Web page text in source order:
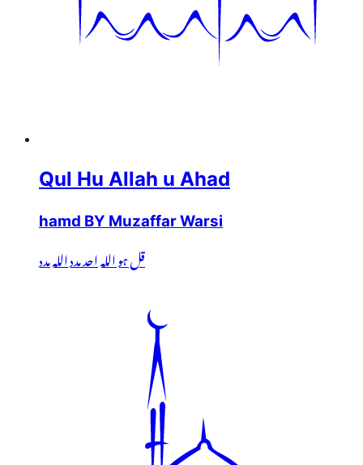
Qul Hu Allah u Ahad
hamd BY Muzaffar Warsi
قل ہو اللہ احد مدد اللہ مدد